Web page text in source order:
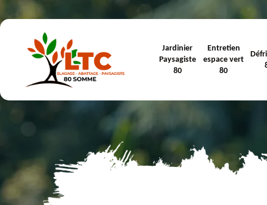
Jardinier
Paysagiste
80
Entretien
espace vert
80